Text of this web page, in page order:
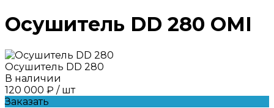
Осушитель DD 280 OMI
Осушитель DD 280
В наличии
120 000 ₽ / шт
Заказать